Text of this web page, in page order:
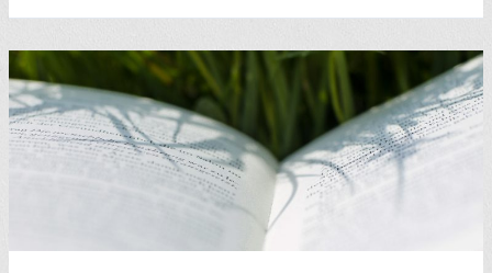
Katze,
von
Colette
(1933,
frz.
La